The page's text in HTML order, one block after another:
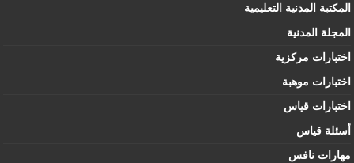
المكتبة المدنية التعليمية
المجلة المدنية
اختبارات مركزية
اختبارات موهبة
اختبارات قياس
أسئلة قياس
مهارات نافس